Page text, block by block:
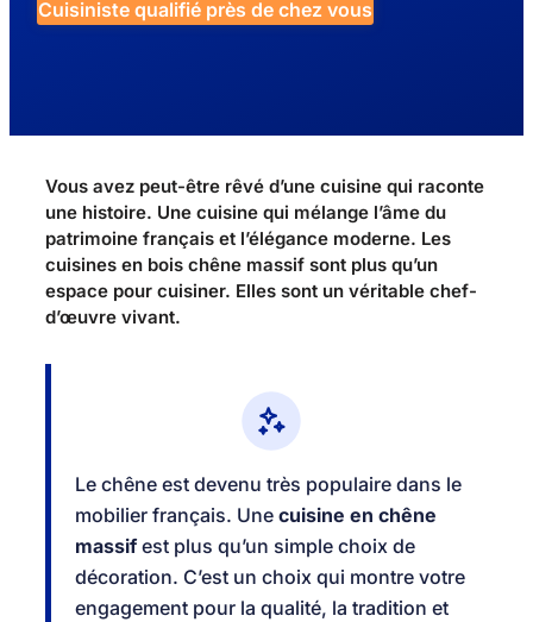
Cuisiniste qualifié près de chez vous
Vous avez peut-être rêvé d’une cuisine qui raconte
une histoire. Une cuisine qui mélange l’âme du
patrimoine français et l’élégance moderne. Les
cuisines en bois chêne massif sont plus qu’un
espace pour cuisiner. Elles sont un véritable chef-
d’œuvre vivant.
Le chêne est devenu très populaire dans le
mobilier français. Une cuisine en chêne
massifest plus qu’un simple choix de
décoration. C’est un choix qui montre votre
engagement pour la qualité, la tradition et